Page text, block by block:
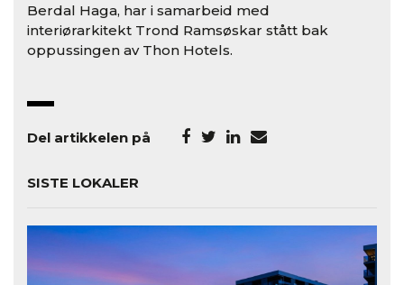
Berdal Haga, har i samarbeid med
interiørarkitekt Trond Ramsøskar stått bak
oppussingen av Thon Hotels.
Del artikkelen på
SISTE LOKALER